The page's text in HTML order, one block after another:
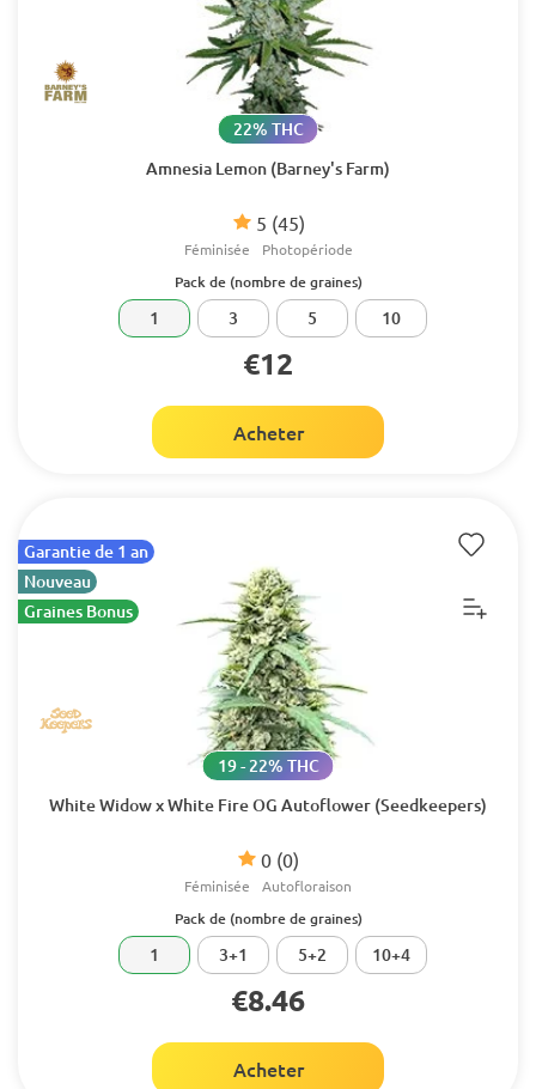
Amnesia Lemon (Barney's Farm)
5 (45)
22% THC
Féminisée Photopériode
Pack de (nombre de graines)
1 3 5 10
€12
Acheter
Garantie de 1 an
Nouveau
Graines Bonus
White Widow x White Fire OG Autoflower (Seedkeepers)
0 (0)
19 - 22% THC
Féminisée Autofloraison
Pack de (nombre de graines)
1 3+1 5+2 10+4
€8.46
Acheter